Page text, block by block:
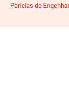
Perícias de